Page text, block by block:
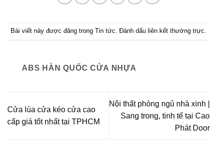
Bài viết này được đăng trong Tin tức. Đánh dấu liên kết thường trực.
ABS HÀN QUỐC CỬA NHỰA
Cửa lùa cửa kéo cửa cao
cấp giá tốt nhất tại TPHCM
Nội thất phòng ngủ nhà xinh |
Sang trong, tinh tế tại Cao
Phát Door